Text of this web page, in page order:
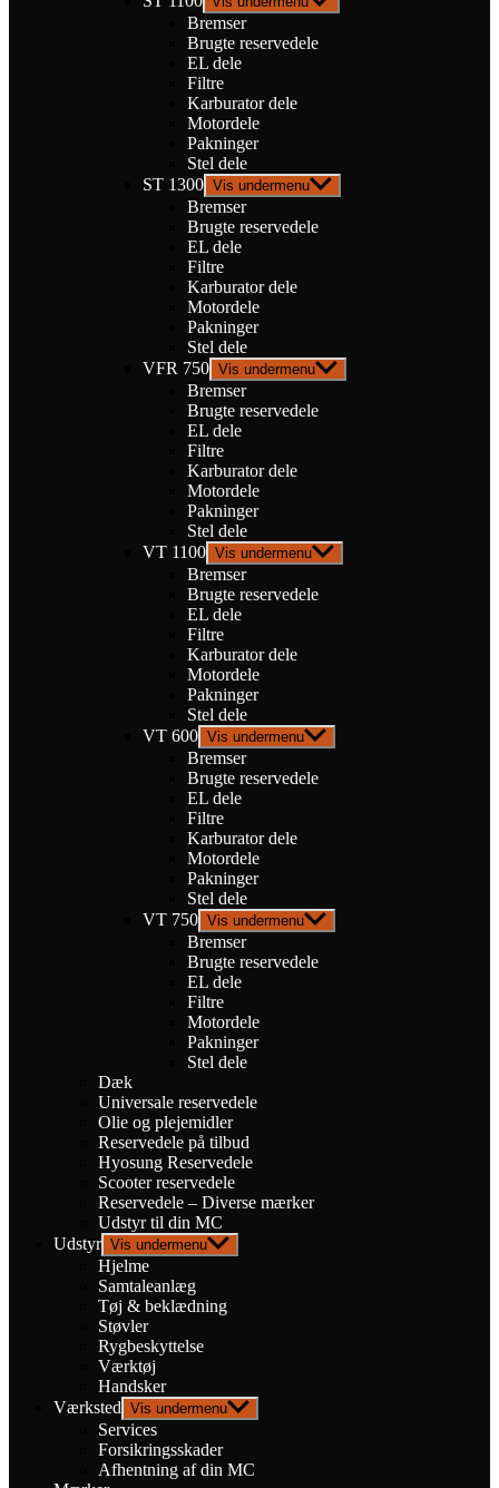
Bremser
Brugte reservedele
EL dele
Filtre
Karburator dele
Motordele
Pakninger
Stel dele
ST 1300 Vis undermenu
Bremser
Brugte reservedele
EL dele
Filtre
Karburator dele
Motordele
Pakninger
Stel dele
VFR 750 Vis undermenu
Bremser
Brugte reservedele
EL dele
Filtre
Karburator dele
Motordele
Pakninger
Stel dele
VT 1100 Vis undermenu
Bremser
Brugte reservedele
EL dele
Filtre
Karburator dele
Motordele
Pakninger
Stel dele
VT 600 Vis undermenu
Bremser
Brugte reservedele
EL dele
Filtre
Karburator dele
Motordele
Pakninger
Stel dele
VT 750 Vis undermenu
Bremser
Brugte reservedele
EL dele
Filtre
Motordele
Pakninger
Stel dele
Dæk
Universale reservedele
Olie og plejemidler
Reservedele på tilbud
Hyosung Reservedele
Scooter reservedele
Reservedele – Diverse mærker
Udstyr til din MC
Udstyr Vis undermenu
Hjelme
Samtaleanlæg
Tøj & beklædning
Støvler
Rygbeskyttelse
Værktøj
Handsker
Værksted Vis undermenu
Services
Forsikringsskader
Afhentning af din MC